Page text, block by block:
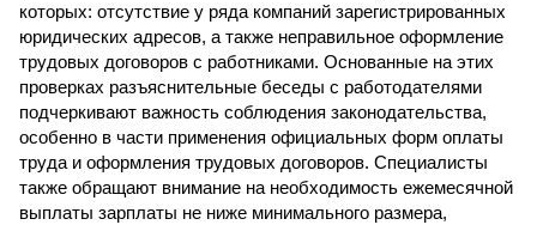
которых: отсутствие у ряда компаний зарегистрированных
юридических адресов, а также неправильное оформление
трудовых договоров с работниками. Основанные на этих
проверках разъяснительные беседы с работодателями
подчеркивают важность соблюдения законодательства,
особенно в части применения официальных форм оплаты
труда и оформления трудовых договоров. Специалисты
также обращают внимание на необходимость ежемесячной
выплаты зарплаты не ниже минимального размера,